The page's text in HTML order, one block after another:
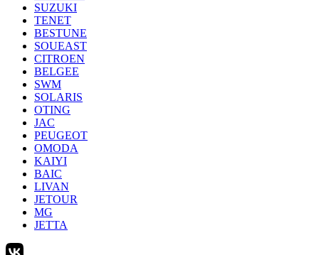
SUZUKI
TENET
BESTUNE
SOUEAST
CITROEN
BELGEE
SWM
SOLARIS
OTING
JAC
PEUGEOT
OMODA
KAIYI
BAIC
LIVAN
JETOUR
MG
JETTA